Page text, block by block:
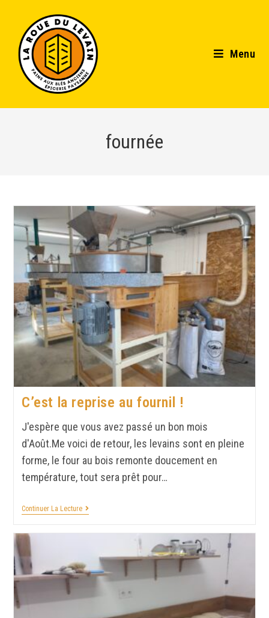
Menu
fournée
C’est la reprise au fournil !
J'espère que vous avez passé un bon mois
d'Août.Me voici de retour, les levains sont en pleine
forme, le four au bois remonte doucement en
température, tout sera prêt pour…
Continuer La Lecture